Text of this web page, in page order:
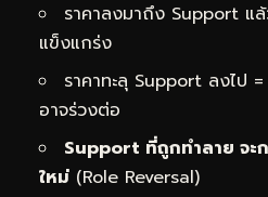
ราคาลงมาถึง Support แ
แข็งแกร่ง
ราคาทะลุ Support ลงไป
อาจร่วงต่อ
Support ที่ถูกทำลาย จะ
ใหม่ (Role Reversal)